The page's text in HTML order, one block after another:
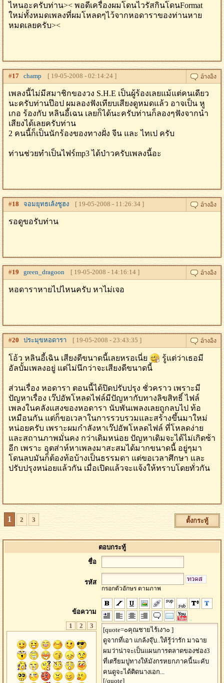
ไหนอะครับท่าน>< พอดีเครื่องผมโดนไวรัสกินโดนFormat
ใหม่ทั้งหมดเพลงที่ผมโหลดๆไว้จากหอดาราของท่านหาย
หมดเลยครับ><
#17 champ [ 19-05-2008 - 02:14:24 ]
เพลงนี้ไม่มีสมาชิกของวง S.H.E เป็นผู้ร้องเลยแม้แต่คนเดียว
นะครับท่านป๊อป ผมลองฟังเทียบเสียงดูหมดแล้ว อาจเป็น หู
เกอ ร้องกับ หลินอี้เฉน เลยก็ได้นะครับท่านก็ลองๆฟังจากนำ
เสียงได้เลยครับท่าน
2 คนนี้ก็เป็นนักร้องของทางฝั่ง จีน และ ไทเป ครับ
ท่านช่วยทำเป็นไฟร์mp3 ได้ป่าวครับเพลงนี้อะ
#18 จอมยุทธเล้งชูฮง [ 19-05-2008 - 11:26:34 ]
รอดูขอรับท่าน
#19 green_dragoon [ 19-05-2008 - 14:16:14 ]
หอดาราหายไปไหนครับ หาไม่เจอ
#20 ประมุขหอดารา [ 19-05-2008 - 23:43:35 ]
โอ้ว หลินอี้เฉิน เสียงดีขนาดนี้เลยหรอเนี่ย
รู้แต่ว่าเธอมี
อัลบั้มเพลงอยู่ แต่ไม่นึกว่าจะเสียงดีขนาดนี้
ส่วนเรื่อง หอดารา ตอนนี้ได้ปิดปรับปรุง ชั่วคราว เพราะมี
ปัญหาเรื่อง เว๊ปอัพโหลดไฟล์มีปัญหากับทางลิขสิทธิ์ ไฟล์
เพลงในคลังแสงของหอดารา นับพันเพลงเลยถูกลบไป ท้อ
เหมือนกัน แต่ก็ขอเวลาในการรวบรวมและสร้างขึ้นมาใหม่
หน่อยครับ เพราะผมกำลังหาเว๊ปอัพโหลดไฟล์ ที่โหลดง่าย
และสถานภาพมั่นคง กว่าเดิมหน่อย ปัญหาเดิมจะได้ไม่เกิดซ้า
อีก เพราะ อุตส่าห์หาเพลงมาสะสมได้มากขนาดนี้ อยู่ๆมา
โดนลบมันก็ต้องท้อบ้างเป็นธรรมดา แต่ขอเวลาศึกษา และ
ปรับปรุงหน่อยแล้วกัน เมื่อเปิดแล้วจะแจ้งให้ทราบโดยทั่วกัน
1 2 3 ตั้งกระทู้
ตอบกระทู้
ชื่อ
รหัส
กรอกตัวอักษร ตามภาพ
ข้อความ
1
2 3